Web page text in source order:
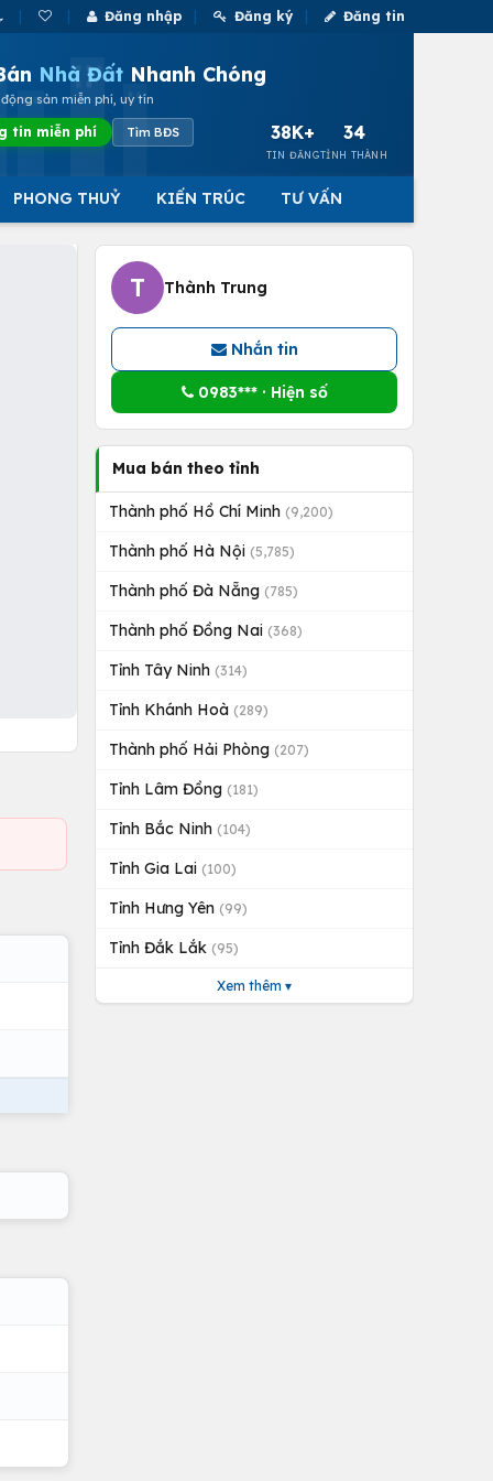
Đăng nhập Đăng ký Đăng tin
Nhà Đất Nhanh Chóng
sản miễn phí, uy tín
tin miễn phí Tìm BĐS 38K+
TIN ĐĂNG
34
TỈNH THÀNH
PHONG THUỶ KIẾN TRÚC TƯ VẤN
T Thành Trung
Nhắn tin
0983*** · Hiện số
Mua bán theo tỉnh
Thành phố Hồ Chí Minh (9,200)
Thành phố Hà Nội (5,785)
Thành phố Đà Nẵng (785)
Thành phố Đồng Nai (368)
Tỉnh Tây Ninh (314)
Tỉnh Khánh Hoà (289)
Thành phố Hải Phòng (207)
Tỉnh Lâm Đồng (181)
Tỉnh Bắc Ninh (104)
Tỉnh Gia Lai (100)
Tỉnh Hưng Yên (99)
Tỉnh Đắk Lắk (95)
Xem thêm ▾